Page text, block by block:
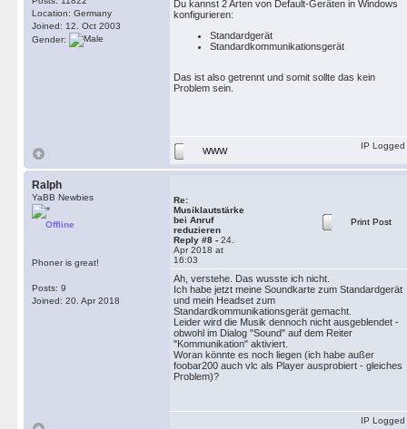
Location: Germany
Joined: 12. Oct 2003
Gender:
Du kannst 2 Arten von Default-Geräten in Windows
konfigurieren:
Standardgerät
Standardkommunikationsgerät
Das ist also getrennt und somit sollte das kein
Problem sein.
WWW
IP Logged
Ralph
YaBB Newbies
Offline
Phoner is great!
Posts: 9
Joined: 20. Apr 2018
Re:
Musiklautstärke
bei Anruf
reduzieren
Reply #8 - 24.
Apr 2018 at
16:03
Print Post
Ah, verstehe. Das wusste ich nicht.
Ich habe jetzt meine Soundkarte zum Standardgerät
und mein Headset zum
Standardkommunikationsgerät gemacht.
Leider wird die Musik dennoch nicht ausgeblendet -
obwohl im Dialog "Sound" auf dem Reiter
"Kommunikation" aktiviert.
Woran könnte es noch liegen (ich habe außer
foobar200 auch vlc als Player ausprobiert - gleiches
Problem)?
IP Logged